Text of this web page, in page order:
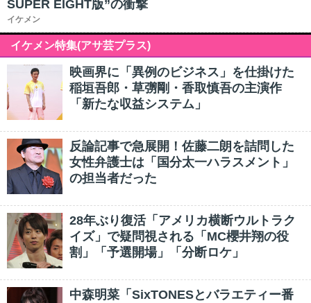
SUPER EIGHT版”の衝撃
イケメン
イケメン特集(アサ芸プラス)
映画界に「異例のビジネス」を仕掛けた
稲垣吾郎・草彅剛・香取慎吾の主演作
「新たな収益システム」
反論記事で急展開！佐藤二朗を詰問した
女性弁護士は「国分太一ハラスメント」
の担当者だった
28年ぶり復活「アメリカ横断ウルトラク
イズ」で疑問視される「MC櫻井翔の役
割」「予選開場」「分断ロケ」
中森明菜「SixTONESとバラエティー番